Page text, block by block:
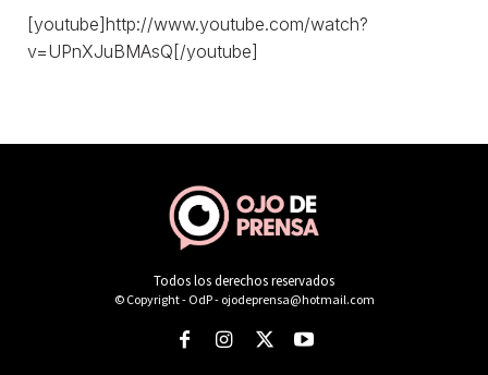
Todos los derechos reservados
© Copyright - OdP - ojodeprensa@hotmail.com